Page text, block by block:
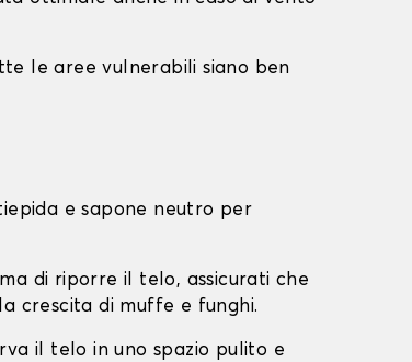
le aree vulnerabili siano ben
e sapone neutro per
di riporre il telo, assicurati che
crescita di muffe e funghi.
il telo in uno spazio pulito e